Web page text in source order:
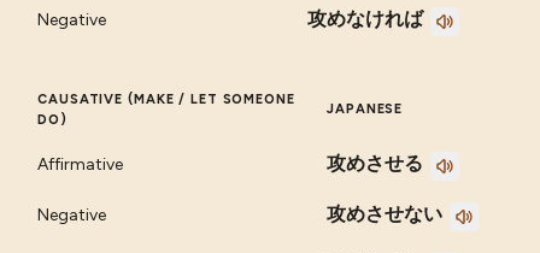
Negative 攻めなければ
CAUSATIVE (MAKE / LET SOMEONE
DO)
JAPANESE
Affirmative 攻めさせる
Negative 攻めさせない